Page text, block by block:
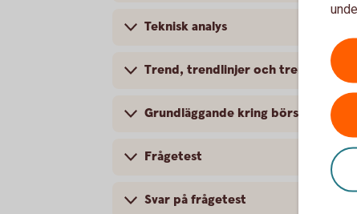
Teknisk analys
Trend, trendlinjer och trendkanaler
Grundläggande kring
Frågetest
Svar på frågetest